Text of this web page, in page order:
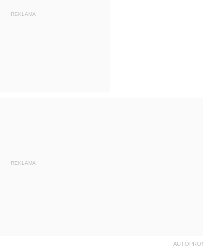
REKLAMA
REKLAMA